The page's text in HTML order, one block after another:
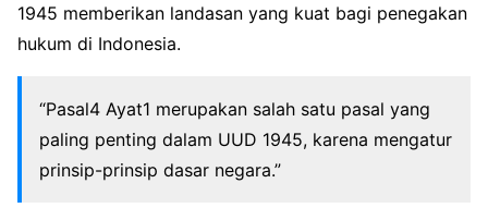
1945 memberikan landasan yang kuat bagi penegakan
hukum di Indonesia.
“Pasal4 Ayat1 merupakan salah satu pasal yang
paling penting dalam UUD 1945, karena mengatur
prinsip-prinsip dasar negara.”